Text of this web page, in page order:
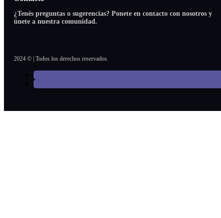
¿Tenés preguntas o sugerencias? Ponete en contacto con nosotros y
únete a nuestra comunidad.
2024 © | Todos los derechos reservados.